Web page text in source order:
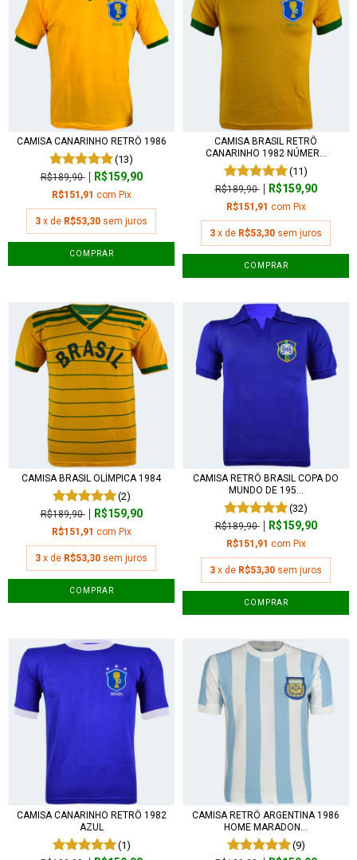
CAMISA CANARINHO RETRÔ 1986
(13)
R$189,90 R$159,90
R$151,91 com Pix
3 x de R$53,30 sem juros
COMPRAR
CAMISA BRASIL RETRÔ
CANARINHO 1982 NÚMER...
(11)
R$189,90 R$159,90
R$151,91 com Pix
3 x de R$53,30 sem juros
COMPRAR
CAMISA BRASIL OLÍMPICA 1984
(2)
R$189,90 R$159,90
R$151,91 com Pix
3 x de R$53,30 sem juros
COMPRAR
CAMISA RETRÔ BRASIL COPA DO
MUNDO DE 195...
(32)
R$189,90 R$159,90
R$151,91 com Pix
3 x de R$53,30 sem juros
COMPRAR
CAMISA CANARINHO RETRÔ 1982
AZUL
(1)
CAMISA RETRÔ ARGENTINA 1986
HOME MARADON...
(9)